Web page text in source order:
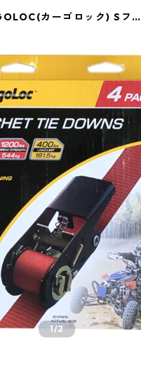
カーゴロック) Sフッ
1/2